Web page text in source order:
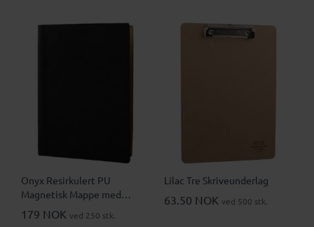
Onyx Resirkulert PU
Magnetisk Mappe med
Skriveunderlag
179 NOK ved 250 stk.
Lilac Tre Skriveunderlag
63.50 NOK ved 500 stk.